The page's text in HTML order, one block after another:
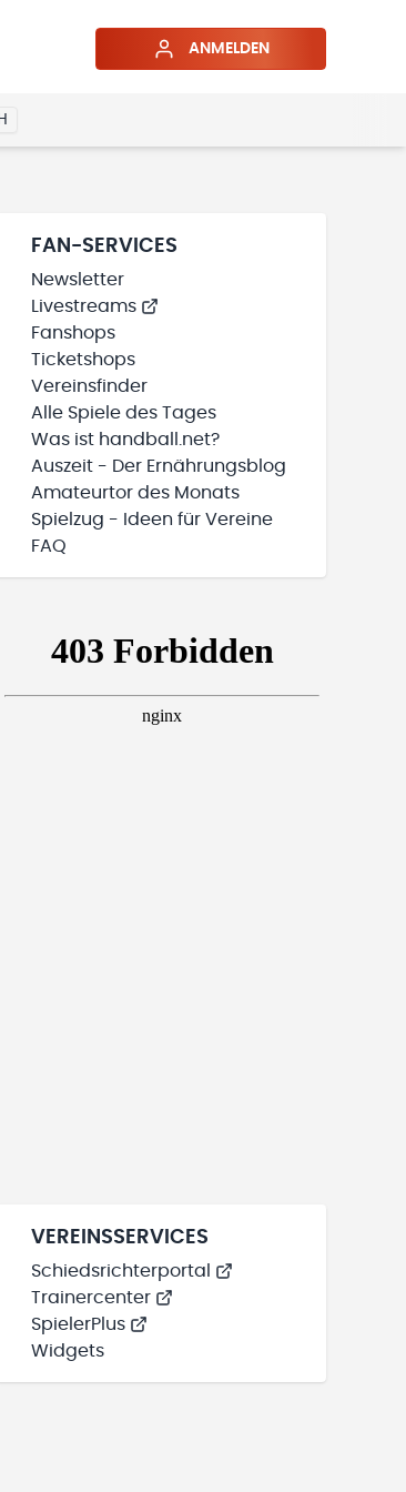
ANMELDEN
FAN-SERVICES
Newsletter
Livestreams
Fanshops
Ticketshops
Vereinsfinder
Alle Spiele des Tages
Was ist handball.net?
Auszeit - Der Ernährungsblog
Amateurtor des Monats
Spielzug - Ideen für Vereine
FAQ
VEREINSSERVICES
Schiedsrichterportal
Trainercenter
SpielerPlus
Widgets